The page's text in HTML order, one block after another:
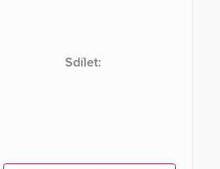
Sdílet: